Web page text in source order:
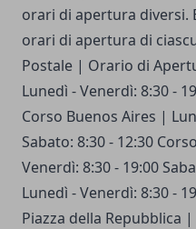
orari di apertura diversi.
orari di apertura di
Postale | Orario di
Lunedì - Venerdì: 8:30 -
Corso Buenos Aires |
Sabato: 8:30 - 12:30
Venerdì: 8:30 - 19:00
Lunedì - Venerdì: 8:30 -
Piazza della Repubblica